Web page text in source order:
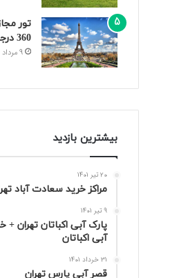
تور
360 درجه | فرانسه
9 مرداد 1400
بیشترین بازدید
20 تیر 1401
مراکز خرید سعادت‌ آباد
9 تیر 1401
پارک آبی اکباتان تهران +
آبی اکباتان
31 خرداد 1401
قصر آبی پارس تهران